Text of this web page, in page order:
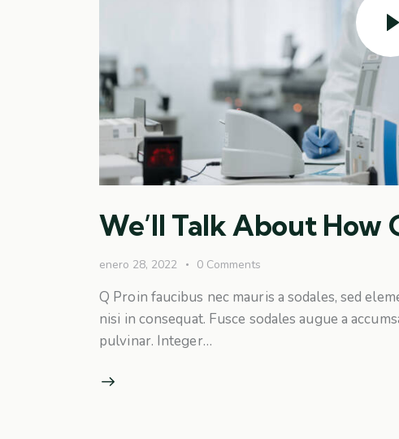
We’ll Talk About How
enero 28, 2022 0 Comments
Q Proin faucibus nec mauris a sodales, sed
nisi in consequat. Fusce sodales augue a
pulvinar. Integer…